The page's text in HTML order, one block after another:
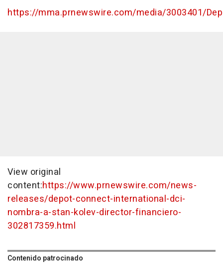
https://mma.prnewswire.com/media/3003401/
View original
content:https://www.prnewswire.com/news-
releases/depot-connect-international-dci-
nombra-a-stan-kolev-director-financiero-
302817359.html
Contenido patrocinado